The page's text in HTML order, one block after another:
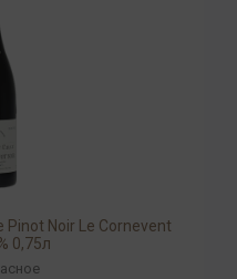
Pinot Noir Le Cornevent
0,75л